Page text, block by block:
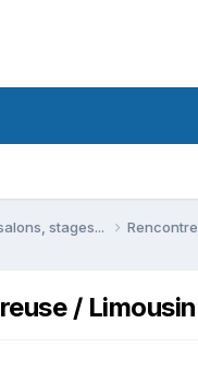
stages...
/